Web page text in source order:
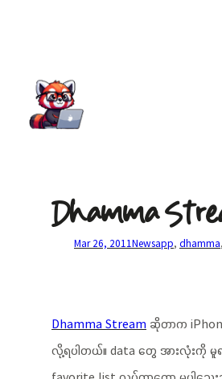
Dhamma
Mar 26, 2011Newsapp, dhamma,
Dhamma Stream ဆိုတာက
လို့ရပါတယ်။ data တွေ အားလုံးကို မူရ